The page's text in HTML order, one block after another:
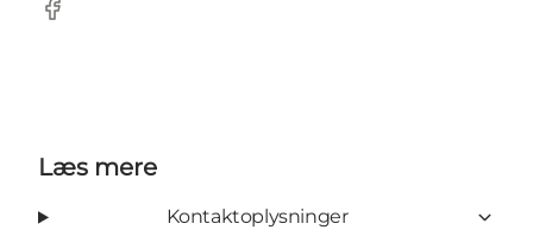
Facebook
Læs mere
Kontaktoplysninger